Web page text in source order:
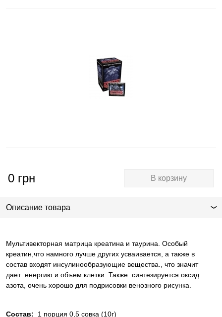
0 грн В корзину
Описание товара
Мультивекторная матрица креатина и таурина. Особый
креатин,что намного лучше других усваивается, а также в
состав входят инсулинообразующие вещества., что значит
дает енергию и объем клетки. Также синтезируется оксид
азота, очень хорошо для подрисовки венозного рисунка.
Состав: 1 порция 0,5 совка (10г)